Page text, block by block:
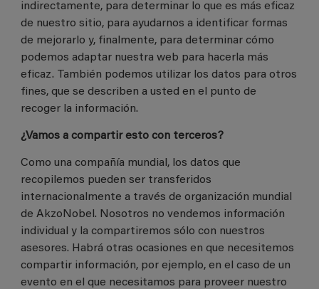
indirectamente, para determinar lo que es más eficaz
de nuestro sitio, para ayudarnos a identificar formas
de mejorarlo y, finalmente, para determinar cómo
podemos adaptar nuestra web para hacerla más
eficaz. También podemos utilizar los datos para otros
fines, que se describen a usted en el punto de
recoger la información.
¿Vamos a compartir esto con terceros?
Como una compañía mundial, los datos que
recopilemos pueden ser transferidos
internacionalmente a través de organización mundial
de AkzoNobel. Nosotros no vendemos información
individual y la compartiremos sólo con nuestros
asesores. Habrá otras ocasiones en que necesitemos
compartir información, por ejemplo, en el caso de un
evento en el que necesitamos para proveer nuestro